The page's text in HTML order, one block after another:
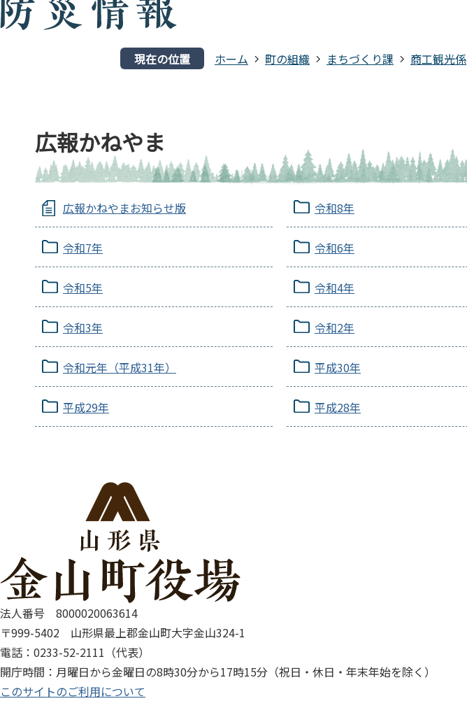
現在の位置 ホーム 町の組織 まちづくり課 商工観光係
広報かねやま
広報かねやまお知らせ版 令和8年
令和7年 令和6年
令和5年 令和4年
令和3年 令和2年
令和元年（平成31年） 平成30年
平成29年 平成28年
法人番号 8000020063614
〒999-5402 山形県最上郡金山町大字金山324-1
電話：0233-52-2111（代表）
開庁時間：月曜日から金曜日の8時30分から17時15分（祝日・休日・年末年始を除く）
このサイトのご利用について